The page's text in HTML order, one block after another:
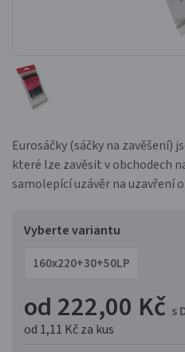
Eurosáčky (sáčky na zavěšení)
které lze zavěsit v obchodech
samolepící uzávěr na uzavření
Vyberte variantu
160x220+30+50LP
od 222,00 Kč s
od 1,11 Kčza kus